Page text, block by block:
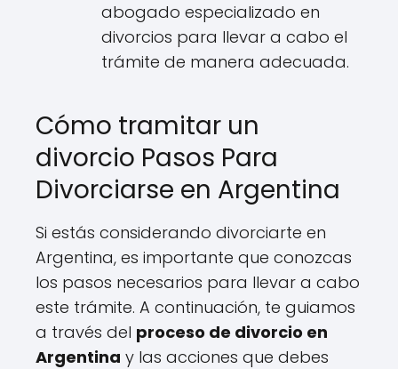
abogado especializado en
divorcios para llevar a cabo el
trámite de manera adecuada.
Cómo tramitar un
divorcio Pasos Para
Divorciarse en Argentina
Si estás considerando divorciarte en
Argentina, es importante que conozcas
los pasos necesarios para llevar a cabo
este trámite. A continuación, te guiamos
a través del proceso de divorcio en
Argentina y las acciones que debes